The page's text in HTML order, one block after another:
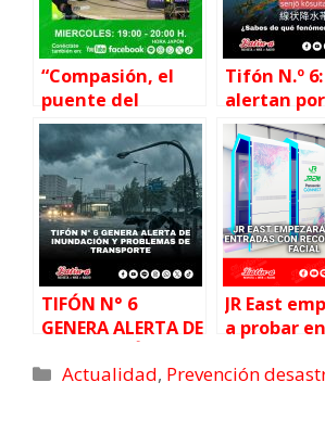
“Compasión, el
puente del
inmigrante”
Tifón N.º 6:
alertan
de “線状降
senjō
el sur de
Shikoku
TIFÓN N° 6
GENERA ALERTA DE
PROBLEMAS DE
JR East
a probar
Actualidad, Prevención